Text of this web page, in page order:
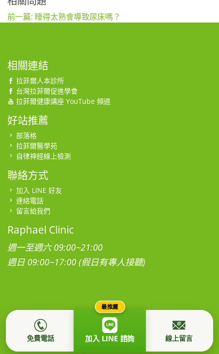
前一篇: 睡得太熟會導致尿床嗎？
相關連結
拉菲爾人本診所
台灣拉菲爾促進學會
拉菲爾健康講座 YouTube 頻道
好站推薦
部落格
拉菲爾醫學苑
自律神經線上檢測
聯絡方式
加入 LINE 好友
連絡電話
留言給我們
Raphael Clinic
週一至週六 09:00~21:00
週日 09:00~17:00 (假日有專人接聽)
本網站為社團法人台灣拉菲爾健康促進學會所有，所有影音、圖
片、肖像及著作權均屬本站所有，禁止任意轉載。隱私權政策
免費電話
最推薦
加入 LINE 諮詢 線上留言